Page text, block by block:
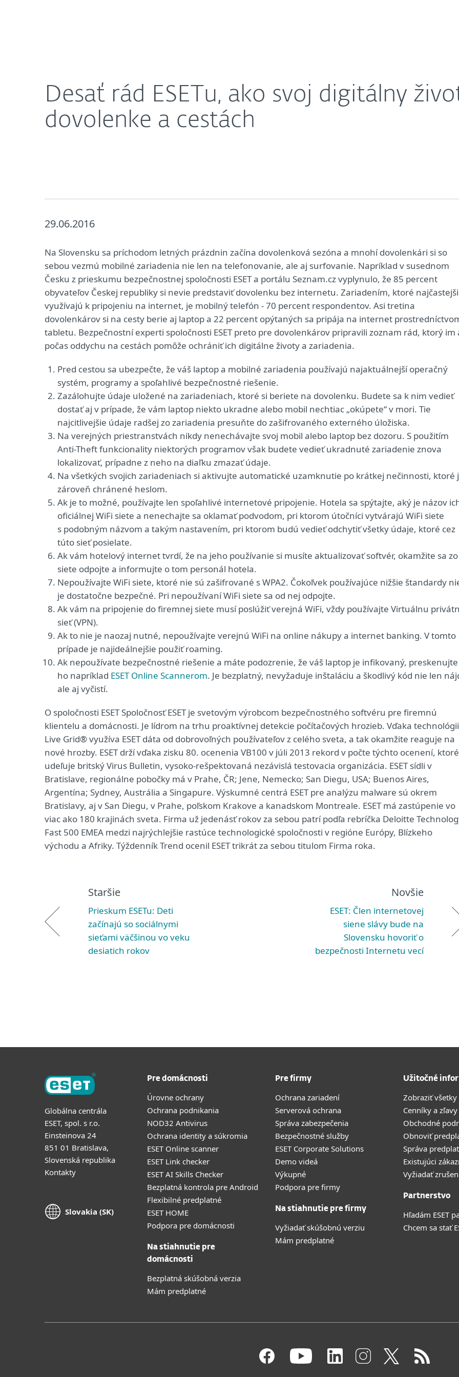
Desať rád ESETu, ako svoj digitálny
dovolenke a cestách
29.06.2016
Na Slovensku sa príchodom letných prázdnin začína dovolenková sezóna a mnohí dovolenkári si so
sebou vezmú mobilné zariadenia nie len na telefonovanie, ale aj surfovanie. Napríklad v susednom
Česku z prieskumu bezpečnostnej spoločnosti ESET a portálu Seznam.cz vyplynulo, že 85 percent
obyvateľov Českej republiky si nevie predstaviť dovolenku bez internetu. Zariadením, ktoré
využívajú k pripojeniu na internet, je mobilný telefón - 70 percent respondentov. Asi tretina
dovolenkárov si na cesty berie aj laptop a 22 percent opýtaných sa pripája na internet
tabletu. Bezpečnostní experti spoločnosti ESET preto pre dovolenkárov pripravili zoznam rád, ktorý im
počas oddychu na cestách pomôže ochrániť ich digitálne životy a zariadenia.
Pred cestou sa ubezpečte, že váš laptop a mobilné zariadenia používajú najaktuálnejší operačný
systém, programy a spoľahlivé bezpečnostné riešenie.
Zazálohujte údaje uložené na zariadeniach, ktoré si beriete na dovolenku. Budete sa k nim vedieť
dostať aj v prípade, že vám laptop niekto ukradne alebo mobil nechtiac „okúpete“ v mori. Tie
najcitlivejšie údaje radšej zo zariadenia presuňte do zašifrovaného externého úložiska.
Na verejných priestranstvách nikdy nenechávajte svoj mobil alebo laptop bez dozoru. S použitím
Anti-Theft funkcionality niektorých programov však budete vedieť ukradnuté zariadenie znova
lokalizovať, prípadne z neho na diaľku zmazať údaje.
Na všetkých svojich zariadeniach si aktivujte automatické uzamknutie po krátkej nečinnosti, ktoré
zároveň chránené heslom.
Ak je to možné, používajte len spoľahlivé internetové pripojenie. Hotela sa spýtajte, aký je názov
oficiálnej WiFi siete a nenechajte sa oklamať podvodom, pri ktorom útočníci vytvárajú WiFi siete
s podobným názvom a takým nastavením, pri ktorom budú vedieť odchytiť všetky údaje, ktoré cez
túto sieť posielate.
Ak vám hotelový internet tvrdí, že na jeho používanie si musíte aktualizovať softvér, okamžite sa zo
siete odpojte a informujte o tom personál hotela.
Nepoužívajte WiFi siete, ktoré nie sú zašifrované s WPA2. Čokoľvek používajúce nižšie štandardy
je dostatočne bezpečné. Pri nepoužívaní WiFi siete sa od nej odpojte.
Ak vám na pripojenie do firemnej siete musí poslúžiť verejná WiFi, vždy používajte Virtuálnu
sieť (VPN).
Ak to nie je naozaj nutné, nepoužívajte verejnú WiFi na online nákupy a internet banking. V tomto
prípade je najideálnejšie použiť roaming.
Ak nepoužívate bezpečnostné riešenie a máte podozrenie, že váš laptop je infikovaný,
ho napríklad ESET Online Scannerom. Je bezplatný, nevyžaduje inštaláciu a škodlivý kód nie len
ale aj vyčistí.
O spoločnosti ESET Spoločnosť ESET je svetovým výrobcom bezpečnostného softvéru pre firemnú
klientelu a domácnosti. Je lídrom na trhu proaktívnej detekcie počítačových hrozieb. Vďaka technológii
Live Grid® využíva ESET dáta od dobrovoľných používateľov z celého sveta, a tak okamžite reaguje na
nové hrozby. ESET drží vďaka zisku 80. ocenenia VB100 v júli 2013 rekord v počte týchto ocenení, ktoré
udeľuje britský Virus Bulletin, vysoko-rešpektovaná nezávislá testovacia organizácia. ESET sídli v
Bratislave, regionálne pobočky má v Prahe, ČR; Jene, Nemecko; San Diegu, USA; Buenos Aires,
Argentína; Sydney, Austrália a Singapure. Výskumné centrá ESET pre analýzu malware sú okrem
Bratislavy, aj v San Diegu, v Prahe, poľskom Krakove a kanadskom Montreale. ESET má zastúpenie vo
viac ako 180 krajinách sveta. Firma už jedenásť rokov za sebou patrí podľa rebríčka Deloitte
Fast 500 EMEA medzi najrýchlejšie rastúce technologické spoločnosti v regióne Európy, Blízkeho
východu a Afriky. Týždenník Trend ocenil ESET trikrát za sebou titulom Firma roka.
Staršie
Prieskum ESETu: Deti
začínajú so sociálnymi
sieťami väčšinou vo veku
desiatich rokov
Novšie
ESET: Člen internetovej
siene slávy bude na
Slovensku hovoriť o
bezpečnosti Internetu vecí
Globálna centrála
ESET, spol. s r.o.
Einsteinova 24
851 01 Bratislava,
Slovenská republika
Kontakty
Slovakia (SK)
Pre domácnosti
Úrovne ochrany
Ochrana podnikania
NOD32 Antivirus
Ochrana identity a súkromia
ESET Online scanner
ESET Link checker
ESET AI Skills Checker
Bezplatná kontrola pre Android
Flexibilné predplatné
ESET HOME
Podpora pre domácnosti
Na stiahnutie pre
domácnosti
Bezplatná skúšobná verzia
Mám predplatné
Pre firmy
Ochrana zariadení
Serverová ochrana
Správa zabezpečenia
Bezpečnostné služby
ESET Corporate Solutions
Demo videá
Výkupné
Podpora pre firmy
Na stiahnutie pre firmy
Vyžiadať skúšobnú verziu
Mám predplatné
Užitočné
Zobraziť
Cenníky a zľavy
Obchodné
Obnoviť
Správa
Existujúci
Vyžiadať
Partnerstvo
Hľadám ESET
Chcem sa stať